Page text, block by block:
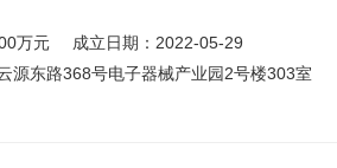
万元
成立日期：2022-05-29
源东路368号电子器械产业园2号楼303室